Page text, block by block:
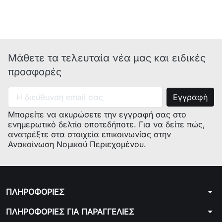
Μάθετε τα τελευταία νέα μας και ειδικές
προσφορές
Μπορείτε να ακυρώσετε την εγγραφή σας στο
ενημερωτικό δελτίο οποτεδήποτε. Για να δείτε πώς,
ανατρέξτε στα στοιχεία επικοινωνίας στην
Ανακοίνωση Νομικού Περιεχομένου.
ΠΛΗΡΟΦΟΡΙΕΣ arrow_drop_down
ΠΛΗΡΟΦΟΡΙΕΣ ΓΙΑ ΠΑΡΑΓΓΕΛΙΕΣ arrow_drop_down